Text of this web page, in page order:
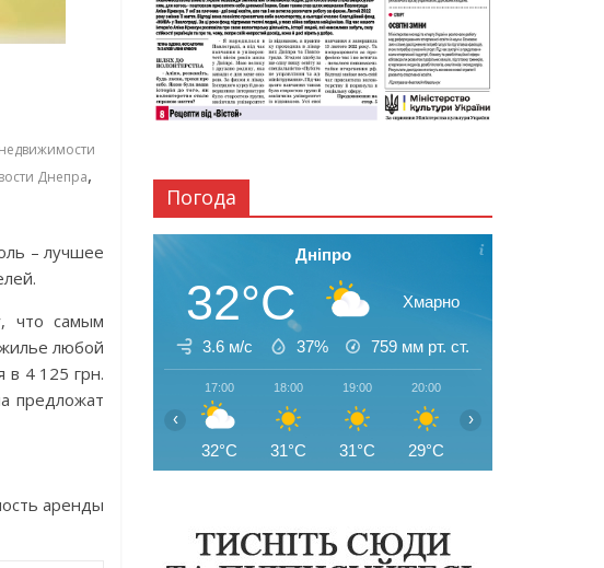
Днепра,
– лучшее
что самым
любой
в 4 125 грн.
предложат
аренды
Погода
Дніпро
32°C Хмарно
3.6 м/с 37% 759 мм рт. ст.
17:00
32°C
18:00
31°C
19:00
31°C
20:00
29°C
‹ ›